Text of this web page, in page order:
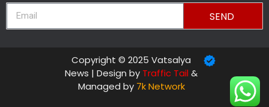
SEND
Copyright © 2025 Vatsalya
News | Design by Traffic Tail&
Managed by 7k Network